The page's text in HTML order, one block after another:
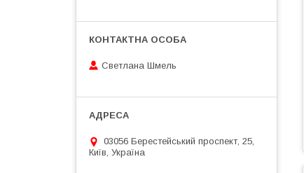
Светлана Шмель
03056 Берестейський проспект, 25,
Київ, Україна